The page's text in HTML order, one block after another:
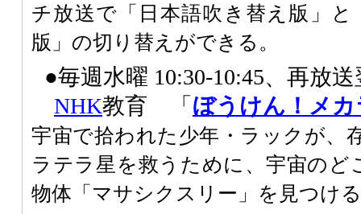
チ放送で「日本語吹き替え版」と
版」の切り替えができる。
●毎週水曜 10:30-10:45、再放
NHK教育 「 ぼうけん！ メ
宇宙で拾われた少年・ラックが、
ラテラ星を救うために、宇宙のど
物体「マサシクスリー」を見つけ